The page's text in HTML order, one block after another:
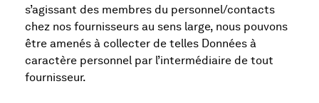
s’agissant des membres du personnel/contacts
chez nos fournisseurs au sens large, nous pouvons
être amenés à collecter de telles Données à
caractère personnel par l’intermédiaire de tout
fournisseur.